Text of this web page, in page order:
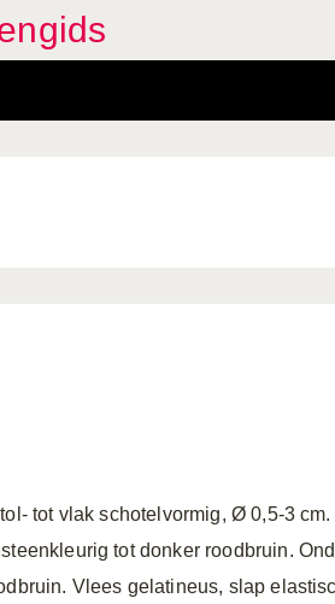
tol- tot vlak schotelvormig, Ø 0,5-3
tot donker roodbruin.
Vlees gelatineus, slap